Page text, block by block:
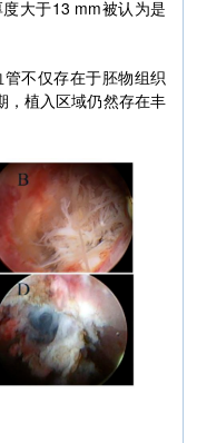
大于13 mm被认为是
不仅存在于胚物组织
，植入区域仍然存在丰